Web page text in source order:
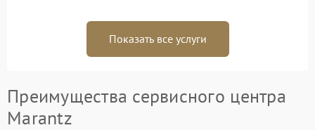
Показать все услуги
Преимущества сервисного центра
Marantz